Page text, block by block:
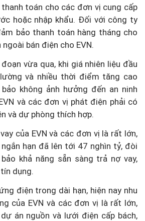
toán cho các đơn vị cung cấp
hoặc nhập khẩu. Đối với công ty
bảo thanh toán hàng tháng cho
bán điện cho EVN.
vừa qua, khi giá nhiên liệu đầu
và nhiều thời điểm tăng cao
không ảnh hưởng đến an ninh
và các đơn vị phát điện phải có
và dự phòng thích hợp.
của EVN và các đơn vị là rất lớn,
hạn đã lên tới 47 nghìn tỷ, đòi
khả năng sẵn sàng trả nợ vay,
dụng.
điện trong dài hạn, hiện nay nhu
của EVN và các đơn vị là rất lớn,
án nguồn và lưới điện cấp bách,